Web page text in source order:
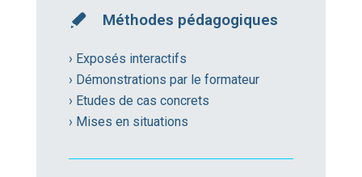
Méthodes pédagogiques
› Exposés interactifs
› Démonstrations par le formateur
› Etudes de cas concrets
› Mises en situations